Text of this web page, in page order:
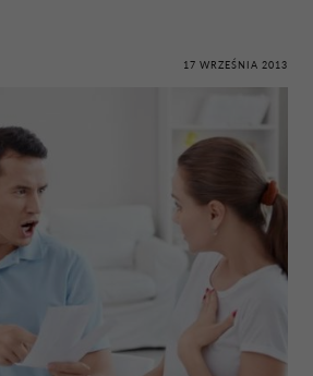
17 WRZEŚNIA 2013